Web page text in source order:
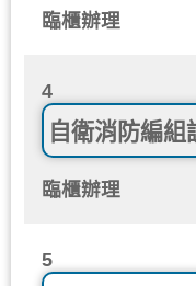
臨櫃辦理
4
自衛消防編
臨櫃辦理
5